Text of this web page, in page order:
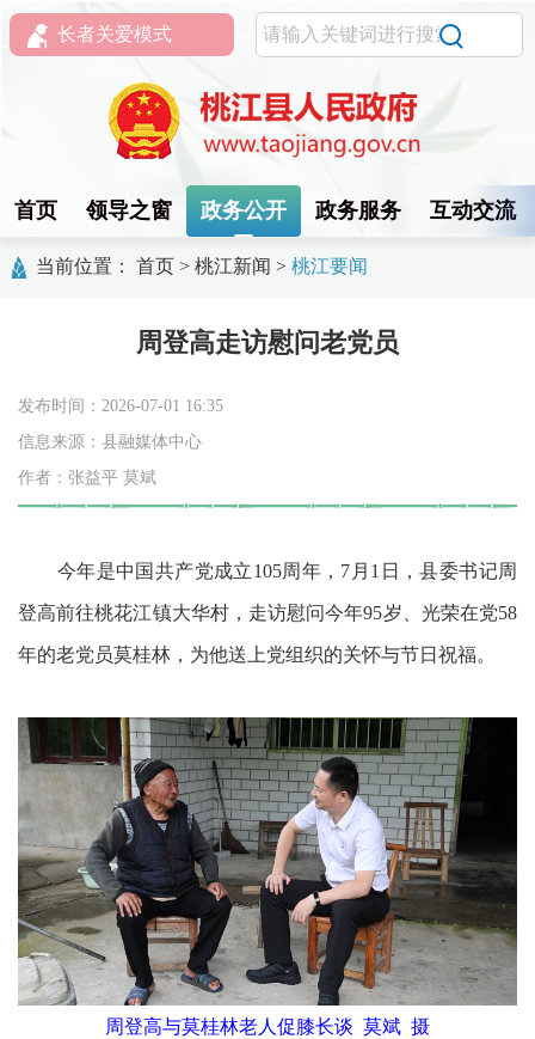
长者关爱模式
首页 领导之窗 政务公开 政务服务 互动交流
当前位置： 首页 > 桃江新闻 > 桃江要闻
周登高走访慰问老党员
发布时间：2026-07-01 16:35
信息来源：县融媒体中心
作者：张益平 莫斌
今年是中国共产党成立105周年，7月1日，县委书记周
登高前往桃花江镇大华村，走访慰问今年95岁、光荣在党58
年的老党员莫桂林，为他送上党组织的关怀与节日祝福。
周登高与莫桂林老人促膝长谈 莫斌 摄